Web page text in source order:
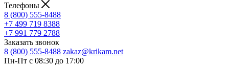
Телефоны
8 (800) 555-8488
+7 499 719 8388
+7 991 779 2788
Заказать звонок
8 (800) 555-8488 zakaz@krikam.net
Пн-Пт с 08:30 до 17:00